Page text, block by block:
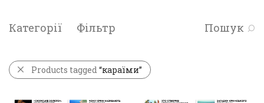
Категорії Фільтр Пошук
Products tagged“караїми”